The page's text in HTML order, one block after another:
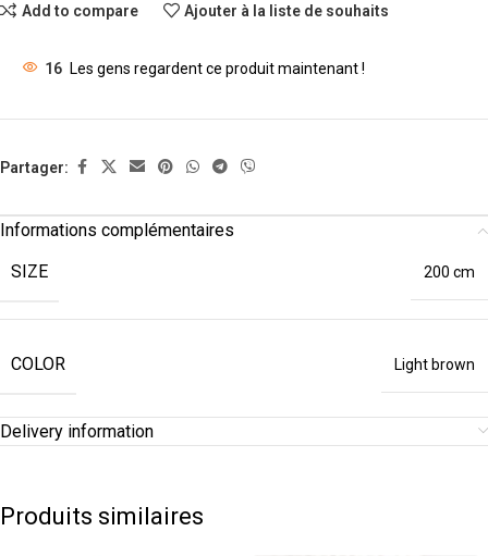
Add to compare Ajouter à la liste de souhaits
16 Les gens regardent ce produit maintenant !
Partager:
Informations complémentaires
SIZE
200 cm
COLOR Light brown
Delivery information
Produits similaires